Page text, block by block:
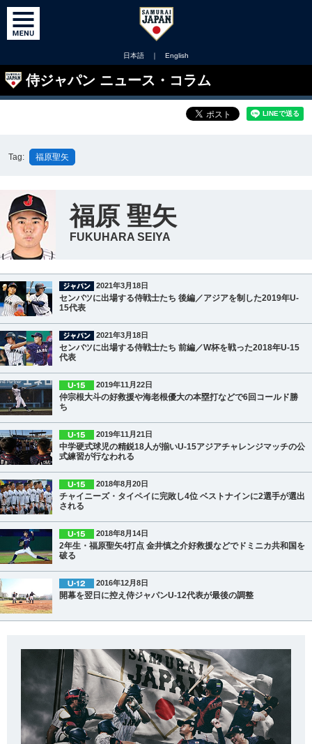
日本語 ｜ English
侍ジャパン ニュース・コラム
Tag: 福原聖矢
福原 聖矢
FUKUHARA SEIYA
2021年3月18日
センバツに出場する侍戦士たち 後編／アジアを制した2019年U-
15代表
2021年3月18日
センバツに出場する侍戦士たち 前編／W杯を戦った2018年U-15
代表
2019年11月22日
仲宗根大斗の好救援や海老根優大の本塁打などで6回コールド勝
ち
2019年11月21日
中学硬式球児の精鋭18人が揃いU-15アジアチャレンジマッチの公
式練習が行なわれる
2018年8月20日
チャイニーズ・タイペイに完敗し4位 ベストナインに2選手が選出
される
2018年8月14日
2年生・福原聖矢4打点 金井慎之介好救援などでドミニカ共和国を
破る
2016年12月8日
開幕を翌日に控え侍ジャパンU-12代表が最後の調整